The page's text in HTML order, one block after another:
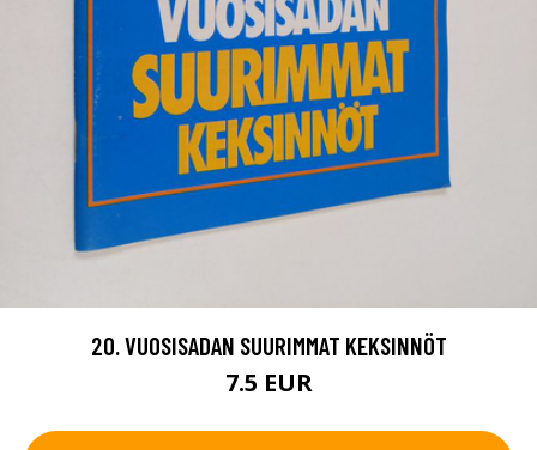
20. VUOSISADAN SUURIMMAT KEKSINNÖT
7.5 EUR